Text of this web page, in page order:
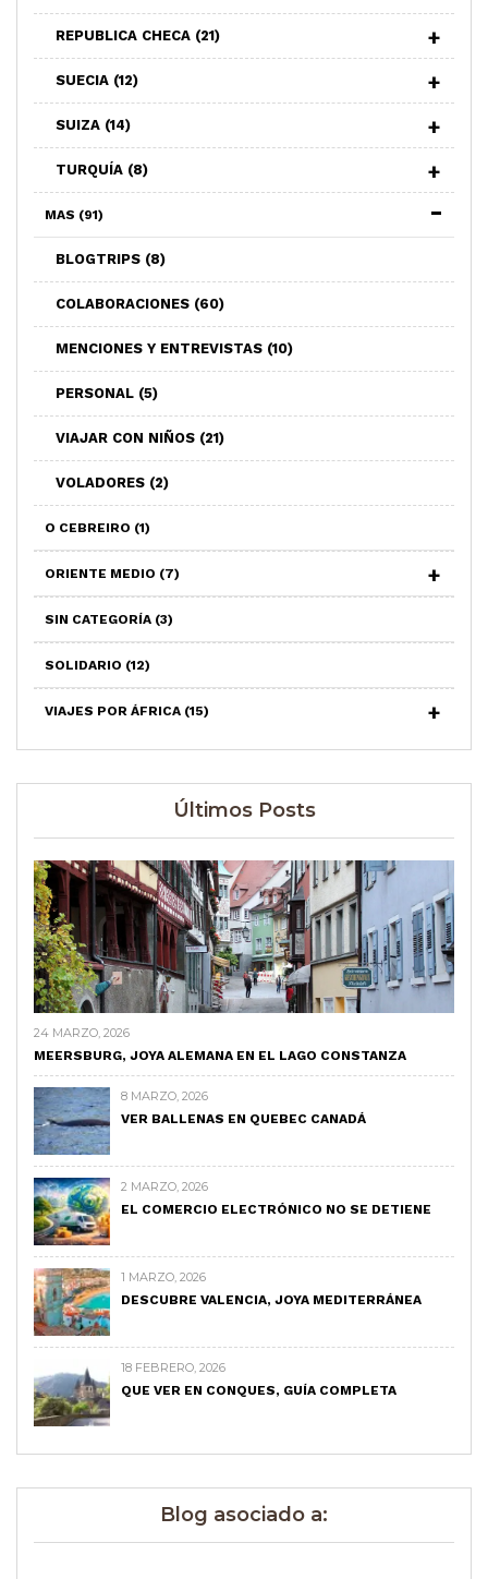
REPUBLICA CHECA (21)
SUECIA (12)
SUIZA (14)
TURQUÍA (8)
MAS (91)
BLOGTRIPS (8)
COLABORACIONES (60)
MENCIONES Y ENTREVISTAS (10)
PERSONAL (5)
VIAJAR CON NIÑOS (21)
VOLADORES (2)
O CEBREIRO (1)
ORIENTE MEDIO (7)
SIN CATEGORÍA (3)
SOLIDARIO (12)
VIAJES POR ÁFRICA (15)
Últimos Posts
24 MARZO, 2026
MEERSBURG, JOYA ALEMANA EN EL LAGO CONSTANZA
8 MARZO, 2026
VER BALLENAS EN QUEBEC CANADÁ
2 MARZO, 2026
EL COMERCIO ELECTRÓNICO NO SE DETIENE
1 MARZO, 2026
DESCUBRE VALENCIA, JOYA MEDITERRÁNEA
18 FEBRERO, 2026
QUE VER EN CONQUES, GUÍA COMPLETA
Blog asociado a: